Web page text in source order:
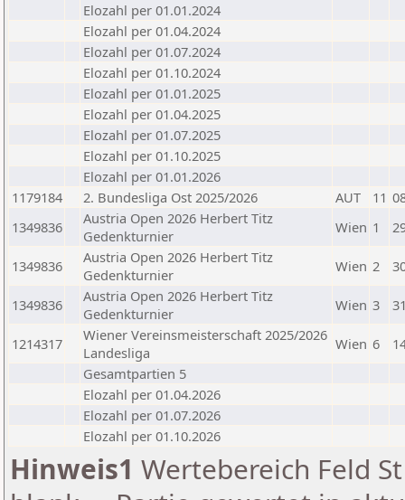
Elozahl per 01.01.2024
Elozahl per 01.04.2024
Elozahl per 01.07.2024
Elozahl per 01.10.2024
Elozahl per 01.01.2025
Elozahl per 01.04.2025
Elozahl per 01.07.2025
Elozahl per 01.10.2025
Elozahl per 01.01.2026
1179184
2. Bundesliga Ost 2025/2026 AUT 11
1349836
Austria Open 2026 Herbert Titz
Gedenkturnier
Wien 1
1349836
Austria Open 2026 Herbert Titz
Gedenkturnier
Wien 2
1349836
Austria Open 2026 Herbert Titz
Gedenkturnier
Wien 3
1214317
Wiener Vereinsmeisterschaft 2025/2026
Landesliga
Wien 6
Gesamtpartien 5
Elozahl per 01.04.2026
Elozahl per 01.07.2026
Elozahl per 01.10.2026
Hinweis1 Wertebereich Feld